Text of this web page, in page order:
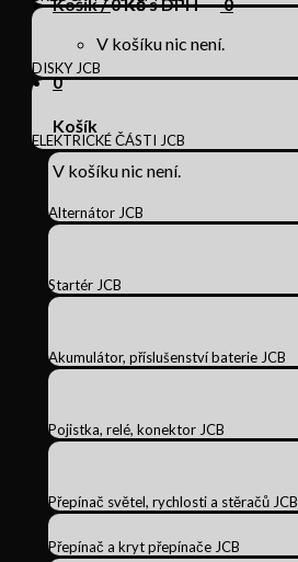
V košíku nic není.
0
Košík
V košíku nic není.
DISKY JCB
ELEKTRICKÉ ČÁSTI JCB
Alternátor JCB
Startér JCB
Akumulátor, příslušenství baterie JCB
Pojistka, relé, konektor JCB
Přepínač světel, rychlosti a stěračů JCB
Přepínač a kryt přepínače JCB